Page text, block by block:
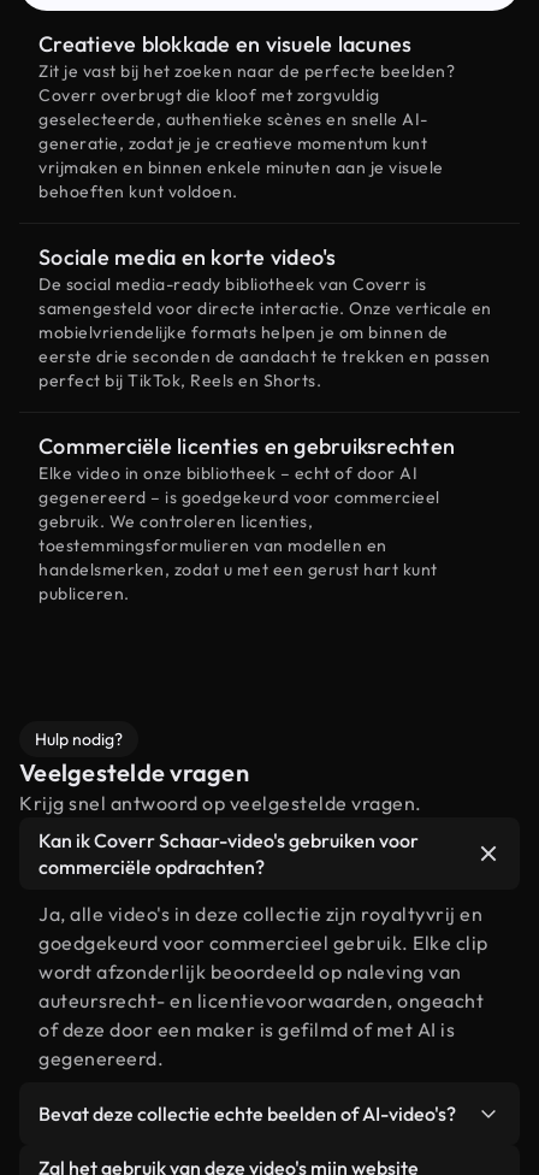
Creatieve blokkade en visuele lacunes
Zit je vast bij het zoeken naar de perfecte beelden?
Coverr overbrugt die kloof met zorgvuldig
geselecteerde, authentieke scènes en snelle AI-
generatie, zodat je je creatieve momentum kunt
vrijmaken en binnen enkele minuten aan je visuele
behoeften kunt voldoen.
Sociale media en korte video's
De social media-ready bibliotheek van Coverr is
samengesteld voor directe interactie. Onze verticale en
mobielvriendelijke formats helpen je om binnen de
eerste drie seconden de aandacht te trekken en passen
perfect bij TikTok, Reels en Shorts.
Commerciële licenties en gebruiksrechten
Elke video in onze bibliotheek – echt of door AI
gegenereerd – is goedgekeurd voor commercieel
gebruik. We controleren licenties,
toestemmingsformulieren van modellen en
handelsmerken, zodat u met een gerust hart kunt
publiceren.
Hulp nodig?
Veelgestelde vragen
Krijg snel antwoord op veelgestelde vragen.
Kan ik Coverr Schaar-video's gebruiken voor
commerciële opdrachten?
Ja, alle video's in deze collectie zijn royaltyvrij en
goedgekeurd voor commercieel gebruik. Elke clip
wordt afzonderlijk beoordeeld op naleving van
auteursrecht- en licentievoorwaarden, ongeacht
of deze door een maker is gefilmd of met AI is
gegenereerd.
Bevat deze collectie echte beelden of AI-video's?
Beide. Dit is een hybride bibliotheek die bestaat
Zal het gebruik van deze video's mijn website